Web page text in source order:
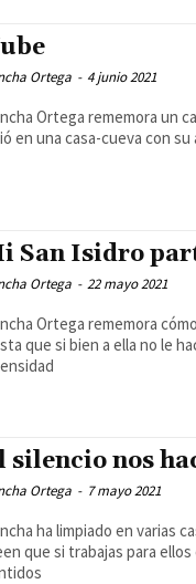
Ortega - 4 junio 2021
Ortega rememora un
en una casa-cueva con
San Isidro
Ortega - 22 mayo 2021
Ortega rememora
que si bien a ella no le
silencio nos
Ortega - 7 mayo 2021
ha limpiado en varias
que si trabajas para